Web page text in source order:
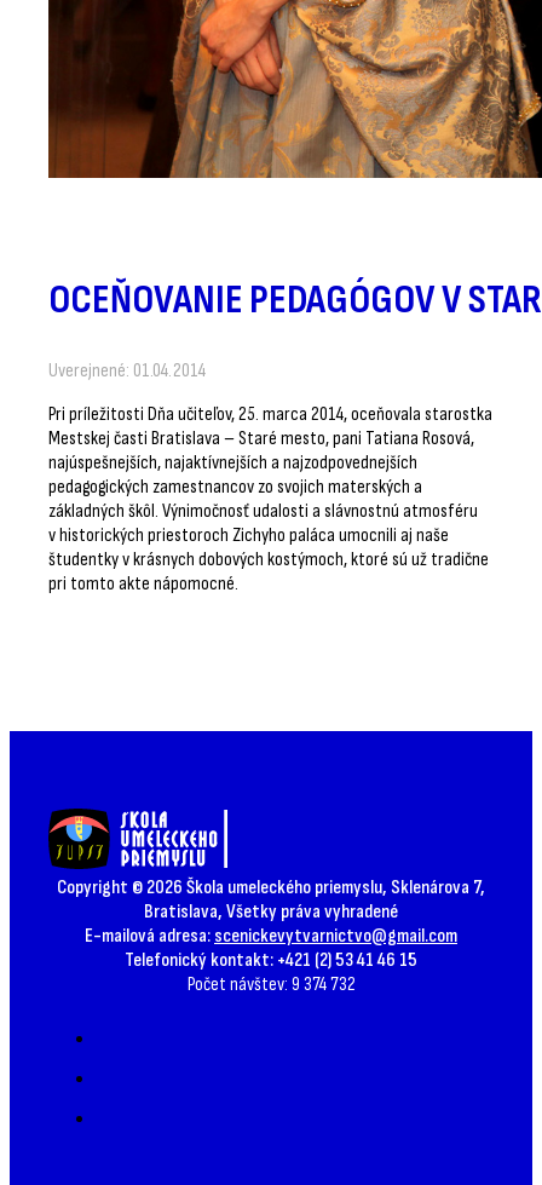
OCEŇOVANIE PEDAGÓGOV V
Uverejnené: 01.04.2014
Pri príležitosti Dňa učiteľov, 25. marca 2014, oceňovala starostka
Mestskej časti Bratislava – Staré mesto, pani Tatiana Rosová,
najúspešnejších, najaktívnejších a najzodpovednejších
pedagogických zamestnancov zo svojich materských a
základných škôl. Výnimočnosť udalosti a slávnostnú atmosféru
v historických priestoroch Zichyho paláca umocnili aj naše
študentky v krásnych dobových kostýmoch, ktoré sú už tradične
pri tomto akte nápomocné.
Copyright © 2026 Škola umeleckého priemyslu, Sklenárova 7,
Bratislava, Všetky práva vyhradené
E-mailová adresa: scenickevytvarnictvo@gmail.com
Telefonický kontakt: +421 (2) 53 41 46 15
Počet návštev: 9 374 732